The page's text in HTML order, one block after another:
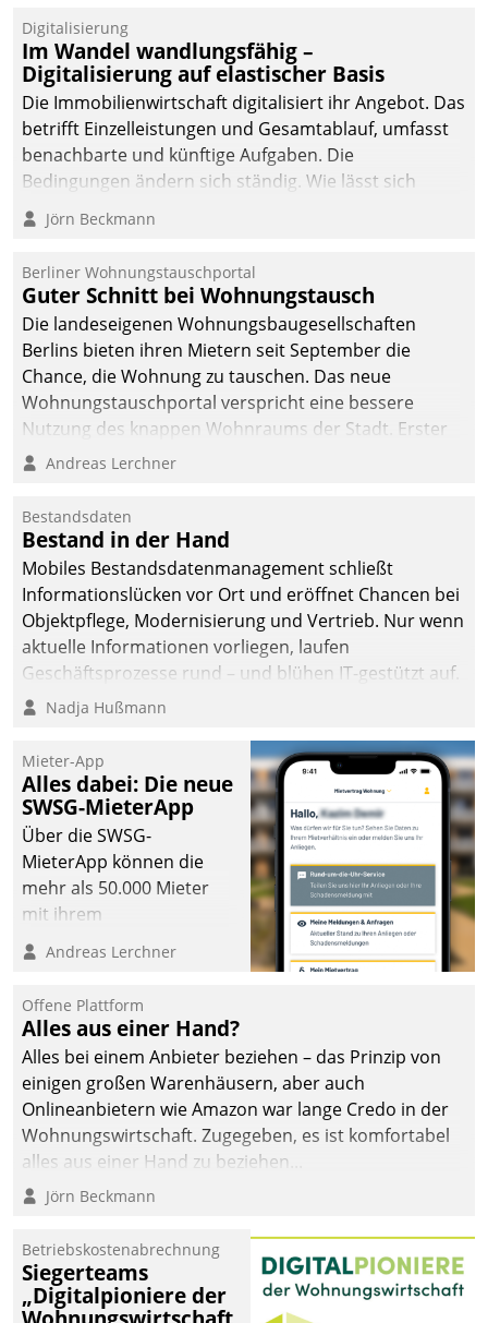
Datatrain. Die meravis
Wohnungsbau- und
Immobilien GmbH hat
sich dabei für den Betrieb
der Lösung über die SAP
Cloud Platform
entschieden - als erstes
Unternehmen am
Digitalisierung
Im Wandel wandlungsfähig –
Digitalisierung auf elastischer Basis
Die Immobilienwirtschaft digitalisiert ihr Angebot. Das
betrifft Einzelleistungen und Gesamtablauf, umfasst
benachbarte und künftige Aufgaben. Die
Bedingungen ändern sich ständig. Wie lässt sich
technisch die Kontrolle wahren und zugleich Freiraum
fürs Wachsen öffnen?
Jörn Beckmann
Berliner Wohnungstauschportal
Guter Schnitt bei Wohnungstausch
Die landeseigenen Wohnungsbaugesellschaften
Berlins bieten ihren Mietern seit September die
Chance, die Wohnung zu tauschen. Das neue
Wohnungstauschportal verspricht eine bessere
Nutzung des knappen Wohnraums der Stadt. Erster
Anwendungsfall für Datatrains Lösung API-Hub mit
Unternehmen.
Andreas Lerchner
Bestandsdaten
Bestand in der Hand
Mobiles Bestandsdatenmanagement schließt
Informationslücken vor Ort und eröffnet Chancen bei
Objektpflege, Modernisierung und Vertrieb. Nur wenn
aktuelle Informationen vorliegen, laufen
Geschäftsprozesse rund – und blühen IT-gestützt auf.
Nadja Hußmann
Mieter-App
Alles dabei: Die neue
SWSG-MieterApp
Über die SWSG-
MieterApp können die
mehr als 50.000 Mieter
mit ihrem
Wohnungsunternehmen
kommunizieren, auf dem
einsehen und ändern
oder
Schadensmeldungen
abgeben – rund um die
Uhr.
Andreas Lerchner
Offene Plattform
Alles aus einer Hand?
Alles bei einem Anbieter beziehen – das Prinzip von
einigen großen Warenhäusern, aber auch
Onlineanbietern wie Amazon war lange Credo in der
Wohnungswirtschaft. Zugegeben, es ist komfortabel
alles aus einer Hand zu beziehen...
Jörn Beckmann
Betriebskostenabrechnung
Siegerteams
„Digitalpioniere der